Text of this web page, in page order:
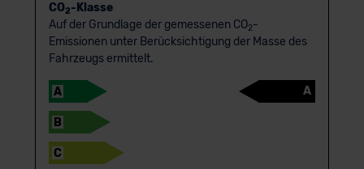
CO2-Klasse
Auf der Grundlage der gemessenen CO2-
Emissionen unter Berücksichtigung der Masse des
Fahrzeugs ermittelt.
A
B
C
A